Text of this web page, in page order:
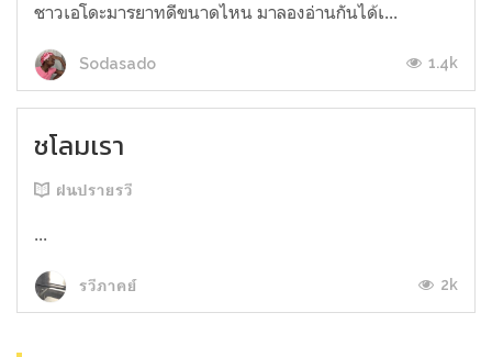
ชาวเอโดะมารยาทดีขนาดไหน มาลองอ่านกันได้เ...
Sodasado 1.4k
ชโลมเรา
ฝนปรายรวี
...
รวีภาคย์ 2k